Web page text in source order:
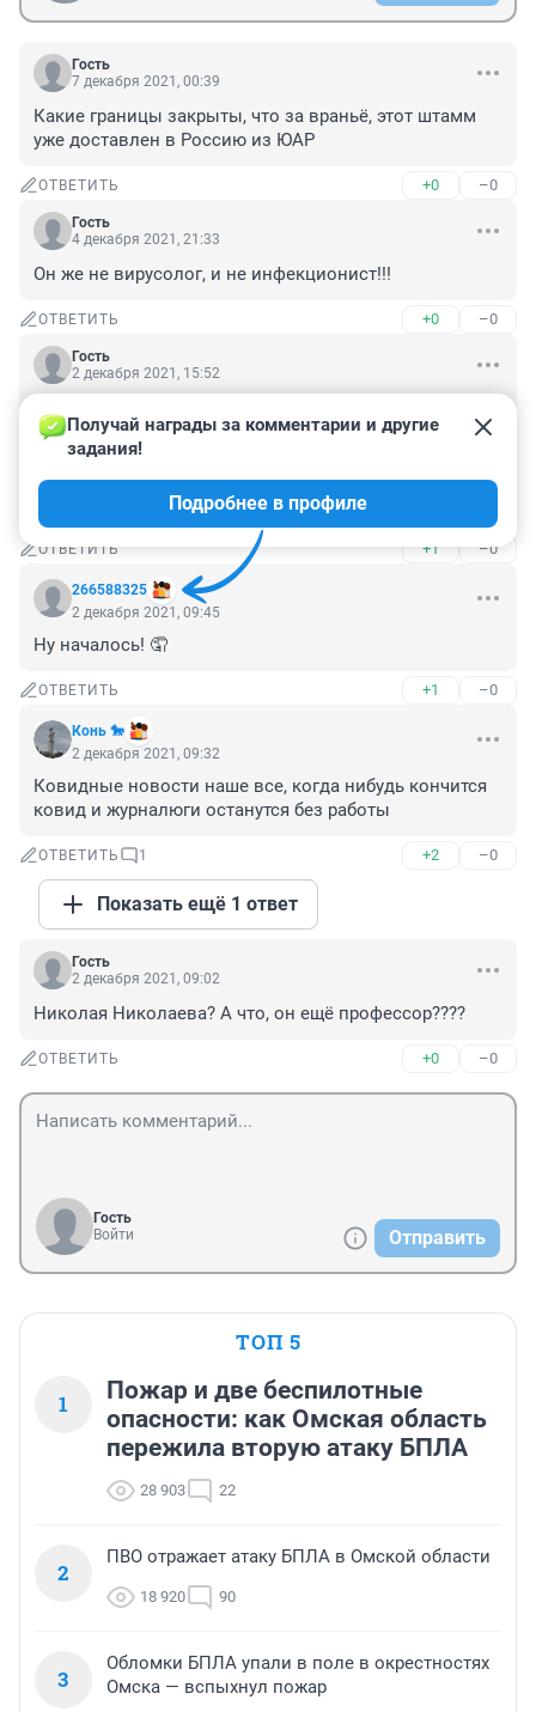
Гость
7 декабря 2021, 00:39
Какие границы закрыты, что за враньё, этот штамм
уже доставлен в Россию из ЮАР
ОТВЕТИТЬ +0 –0
Гость
4 декабря 2021, 21:33
Он же не вирусолог, и не инфекционист!!!
ОТВЕТИТЬ +0 –0
Гость
2 декабря 2021, 15:52
не проректор! Вы же сами писали , во-первых, что его
отстранили от этой должности, во-вторых, что он
уволился с этой должности!!! Где Ваша логика, вы как
то следите за своей, выдаваемой информацией?!
ОТВЕТИТЬ +1 –0
266588325
Получай награды за комментарии и другие
задания!
Подробнее в профиле
2 декабря 2021, 09:45
Ну началось! 🤦
ОТВЕТИТЬ +1 –0
Конь 🐎
2 декабря 2021, 09:32
Ковидные новости наше все, когда нибудь кончится
ковид и журналюги останутся без работы
ОТВЕТИТЬ 1 +2 –0
Показать ещё 1 ответ
Гость
2 декабря 2021, 09:02
Николая Николаева? А что, он ещё профессор????
ОТВЕТИТЬ +0 –0
Гость
Войти
Отправить
ТОП 5
1
Пожар и две беспилотные
опасности: как Омская область
пережила вторую атаку БПЛА
28 903 22
2
ПВО отражает атаку БПЛА в Омской области
18 920 90
3
Обломки БПЛА упали в поле в окрестностях
Омска — вспыхнул пожар